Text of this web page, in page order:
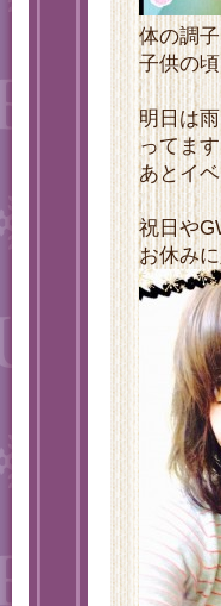
体の調
子供の
明日は
ってま
あとイ
祝日や
お休み